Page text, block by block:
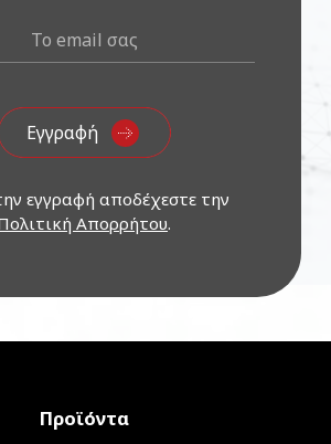
εγγραφή αποδέχεστε την
Απορρήτου.
Προϊόντα